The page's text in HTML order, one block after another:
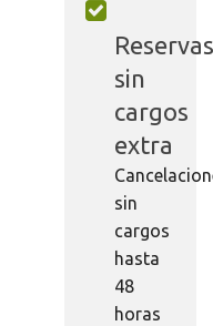
sin
cargos
extra
sin
cargos
hasta
48
horas